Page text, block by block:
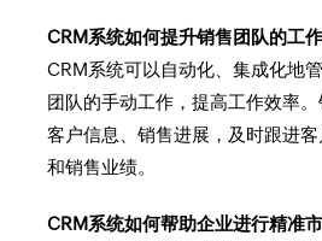
CRM系统如何提升销售团队的工
CRM系统可以自动化、集成化地
团队的手动工作，提高工作效率
客户信息、销售进展，及时跟进
和销售业绩。
CRM系统如何帮助企业进行精准